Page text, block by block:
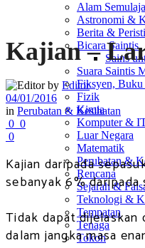
Alam
Astronomi &
Berita &
Bicara Saintis
Sains
Suara Saintis
Fiksyen,
Fizik
Kimia
Komputer &
Luar Negara
Matematik
Perubatan &
Rencana
Sejarah &
Teknologi &
Tempatan
Tenaga
Tokoh
Kajian –
by Editor
04/01/2016
in Perubatan & Kesihatan
0 0
0
Kajian daripada
sebanyak 6% daripada
Tidak dapat dijelaskan
dalam jangka masa